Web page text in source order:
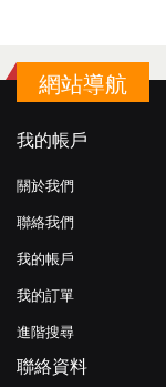
網站導航
我的帳戶
關於我們
聯絡我們
我的帳戶
我的訂單
進階搜尋
聯絡資料